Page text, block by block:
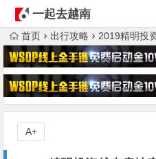
一起去越南
首页 出行攻略 2019精明投资越
A+